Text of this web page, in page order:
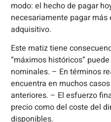
modo: el hecho de pagar
necesariamente pagar
adquisitivo.
Este matiz tiene
“máximos históricos”
nominales. – En términos
encuentra en muchos
anteriores. – El esfuerzo
precio como del coste del
disponibles.